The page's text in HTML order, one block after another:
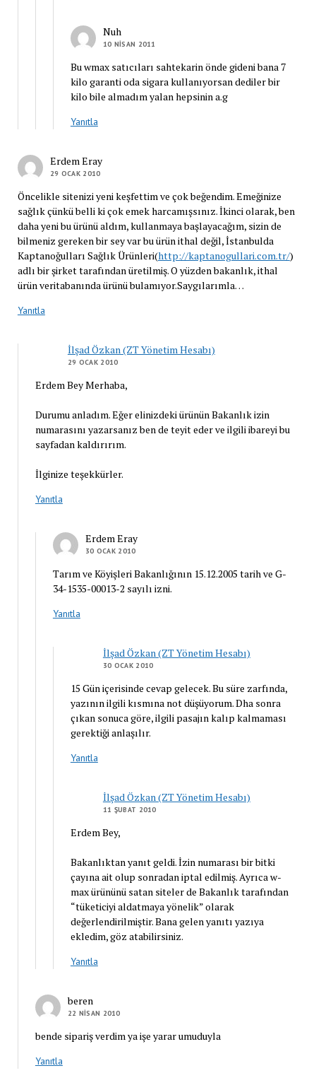
Nuh
10 NISAN 2011
Bu wmax satıcıları sahtekarin önde gideni bana 7
kilo garanti oda sigara kullanıyorsan dediler bir
kilo bile almadım yalan hepsinin a.g
Yanıtla
Erdem Eray
29 OCAK 2010
Öncelikle sitenizi yeni keşfettim ve çok beğendim. Emeğinize
sağlık çünkü belli ki çok emek harcamışsınız. İkinci olarak, ben
daha yeni bu ürünü aldım, kullanmaya başlayacağım, sizin de
bilmeniz gereken bir sey var bu ürün ithal değil, İstanbulda
Kaptanoğulları Sağlık Ürünleri(http://kaptanogullari.com.tr/)
adlı bir şirket tarafından üretilmiş. O yüzden bakanlık, ithal
ürün veritabanında ürünü bulamıyor.Saygılarımla…
Yanıtla
İlşad Özkan (ZT Yönetim Hesabı)
29 OCAK 2010
Erdem Bey Merhaba,
Durumu anladım. Eğer elinizdeki ürünün Bakanlık izin
numarasını yazarsanız ben de teyit eder ve ilgili ibareyi bu
sayfadan kaldırırım.
İlginize teşekkürler.
Yanıtla
Erdem Eray
30 OCAK 2010
Tarım ve Köyişleri Bakanlığının 15.12.2005 tarih ve G-
34-1535-00013-2 sayılı izni.
Yanıtla
İlşad Özkan (ZT Yönetim Hesabı)
30 OCAK 2010
15 Gün içerisinde cevap gelecek. Bu süre zarfında,
yazının ilgili kısmına not düşüyorum. Dha sonra
çıkan sonuca göre, ilgili pasajın kalıp kalmaması
gerektiği anlaşılır.
Yanıtla
İlşad Özkan (ZT Yönetim Hesabı)
11 ŞUBAT 2010
Erdem Bey,
Bakanlıktan yanıt geldi. İzin numarası bir bitki
çayına ait olup sonradan iptal edilmiş. Ayrıca w-
max ürününü satan siteler de Bakanlık tarafından
“tüketiciyi aldatmaya yönelik” olarak
değerlendirilmiştir. Bana gelen yanıtı yazıya
ekledim, göz atabilirsiniz.
Yanıtla
beren
22 NISAN 2010
bende sipariş verdim ya işe yarar umuduyla
Yanıtla